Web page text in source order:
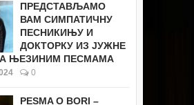
ПРЕДСТАВЉАМО
ВАМ СИМПАТИЧНУ
ПЕСНИКИЊУ И
ДОКТОРКУ ИЗ ЈУЖНЕ
ЊЕЗИНИМ ПЕСМАМА
0
PESMA O BORI –